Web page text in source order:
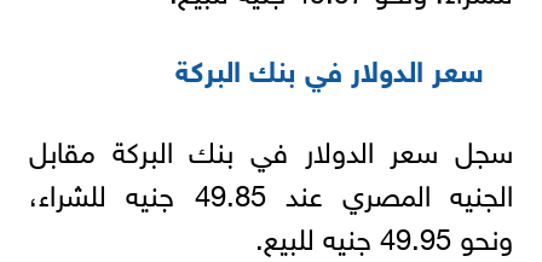
سعر الدولار في بنك البركة
سجل سعر الدولار في بنك البركة مقابل
الجنيه المصري عند 49.85 جنيه للشراء،
ونحو 49.95 جنيه للبيع.